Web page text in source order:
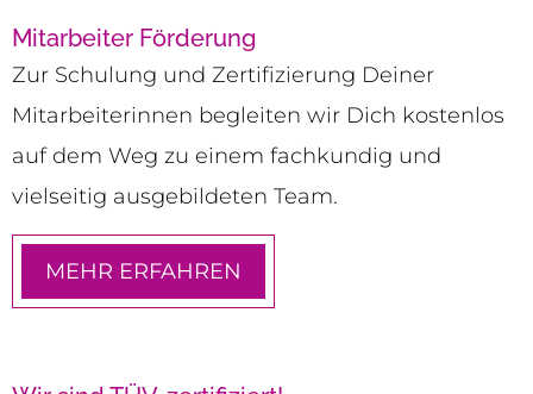
Mitarbeiter Förderung
Zur Schulung und Zertifizierung Deiner
Mitarbeiterinnen begleiten wir Dich kostenlos
auf dem Weg zu einem fachkundig und
vielseitig ausgebildeten Team.
MEHR ERFAHREN